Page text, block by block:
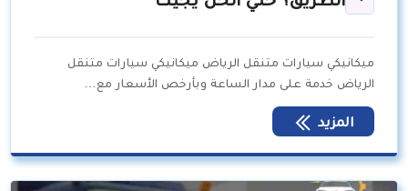
ميكانيكي سيارات متنقل الرياض ميكانيكي سيارات متنقل
الرياض خدمة على مدار الساعة وبأرخص الأسعار مع…
المزيد